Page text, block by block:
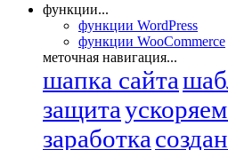
функции...
функции WordPress
функции WooCommerce
меточная навигация...
шапка сайта
защита
заработка